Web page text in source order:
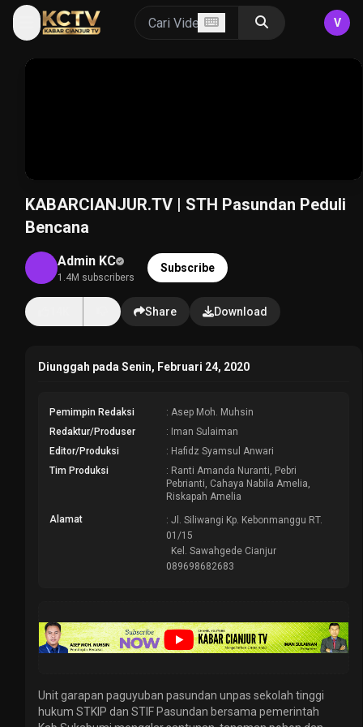
V
KABARCIANJUR.TV | STH Pasundan Peduli
Bencana
Admin KC
1.4M subscribers
Subscribe
Share Download
Diunggah pada Senin, Februari 24, 2020
Pemimpin Redaksi
: Asep Moh. Muhsin
Redaktur/Produser
: Iman Sulaiman
Editor/Produksi
: Hafidz Syamsul Anwari
Tim Produksi
: Ranti Amanda Nuranti, Pebri
Pebrianti, Cahaya Nabila Amelia,
Riskapah Amelia
Alamat
: Jl. Siliwangi Kp. Kebonmanggu RT.
01/15
Kel. Sawahgede Cianjur
089698682683
Unit garapan paguyuban pasundan unpas sekolah tinggi
hukum STKIP dan STIF Pasundan bersama pemerintah